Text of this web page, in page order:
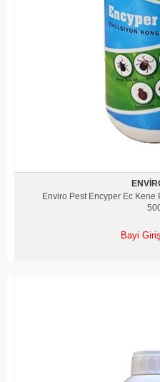
Enviro Pest Encyper Ec Kene
Bayi